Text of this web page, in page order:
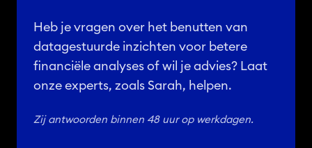
Heb je vragen over het benutten van
datagestuurde inzichten voor betere
financiële analyses of wil je advies? Laat
onze experts, zoals Sarah, helpen.
Zij antwoorden binnen 48 uur op werkdagen.